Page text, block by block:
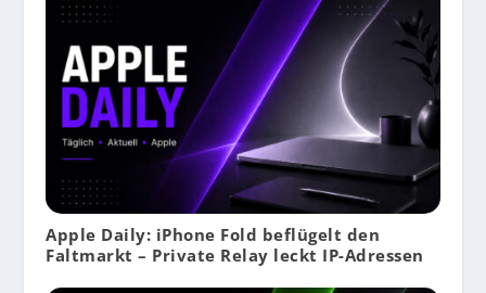
Apple Daily: iPhone Fold beflügelt den
Faltmarkt – Private Relay leckt IP-Adressen